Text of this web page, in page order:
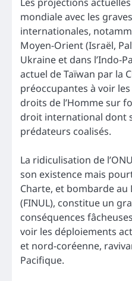
mondiale avec les
internationales,
Moyen-Orient (Israël,
Ukraine et dans l’Indo-
actuel de Taïwan par la
préoccupantes à voir
droits de l’Homme sur
droit international dont
prédateurs coalisés.
La ridiculisation de
son existence mais
Charte, et bombarde au
(FINUL), constitue un
conséquences
voir les déploiements
et nord-coréenne,
Pacifique.